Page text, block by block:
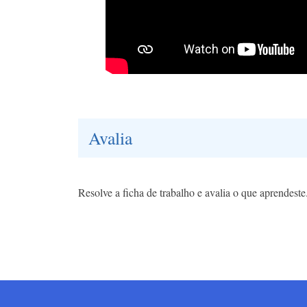
Avalia
Resolve a ficha de trabalho e avalia o que